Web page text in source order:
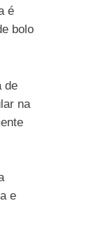
é
bolo
de
na
e